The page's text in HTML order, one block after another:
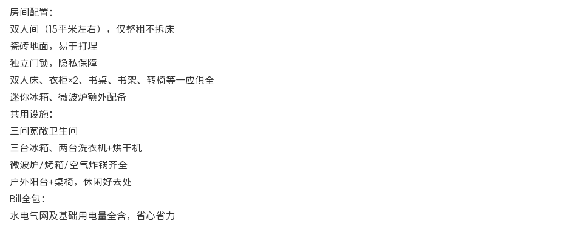
房间配置：
双人间（15平米左右），仅整租不拆床
瓷砖地面，易于打理
独立门锁，隐私保障
双人床、衣柜×2、书桌、书架、转椅等一应俱全
迷你冰箱、微波炉额外配备
共用设施：
三间宽敞卫生间
三台冰箱、两台洗衣机+烘干机
微波炉/烤箱/空气炸锅齐全
户外阳台+桌椅，休闲好去处
Bill全包：
水电气网及基础用电量全含，省心省力